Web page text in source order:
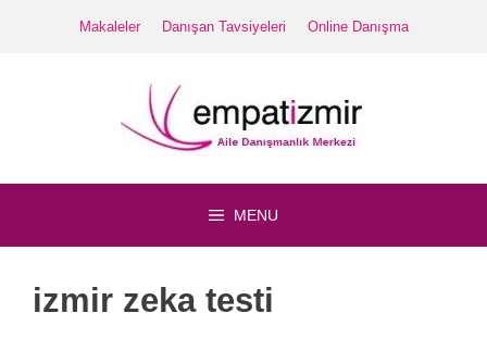
Makaleler Danışan Tavsiyeleri Online Danışma
MENU
izmir zeka testi